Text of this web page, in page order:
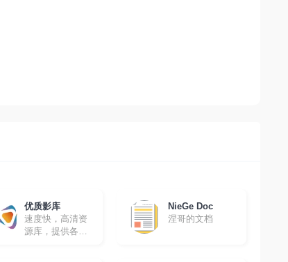
优质影库
速度快，高清资
源库，提供各种
NieGe Doc
涅哥的文档